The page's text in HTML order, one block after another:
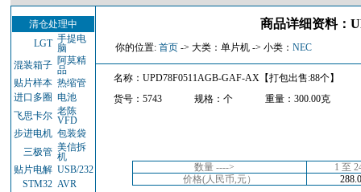
清仓处理中
LGT 手提电
脑
混装箱子 阿莫精
品
贴片样本 热缩管
进口多圈 电池
飞思卡尔 老陈
VFD
步进电机 包装袋
三极管 美信拆
机
贴片电解 USB/232
STM32 AVR
商品详细资料：
你的位置: 首页 -> 大类：单片机 -> 小类： NEC
名称：UPD78F0511AGB-GAF-AX【打包出售:88个】
货号：5743
规格：个 重量：300.00克
数量 ---->
1 至
价格(人民币,元）